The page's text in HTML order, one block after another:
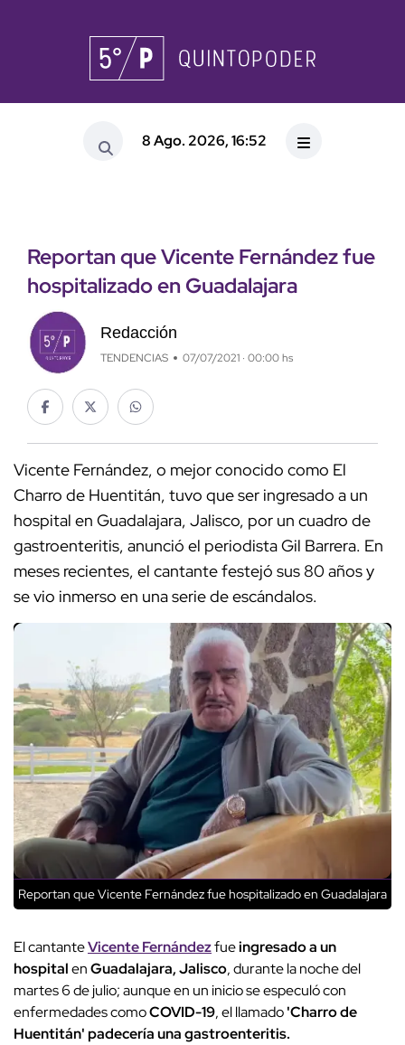
8 Ago. 2026, 16:52
Reportan que Vicente Fernández fue
hospitalizado en Guadalajara
Redacción
TENDENCIAS 07/07/2021 · 00:00 hs
Vicente Fernández, o mejor conocido como El
Charro de Huentitán, tuvo que ser ingresado a un
hospital en Guadalajara, Jalisco, por un cuadro de
gastroenteritis, anunció el periodista Gil Barrera. En
meses recientes, el cantante festejó sus 80 años y
se vio inmerso en una serie de escándalos.
Reportan que Vicente Fernández fue hospitalizado en Guadalajara
El cantanteVicente Fernándezfueingresado a un
hospitalenGuadalajara, Jalisco, durante la noche del
martes 6 de julio; aunque en un inicio se especuló con
enfermedades comoCOVID-19, el llamado'Charro de
Huentitán' padecería una gastroenteritis.